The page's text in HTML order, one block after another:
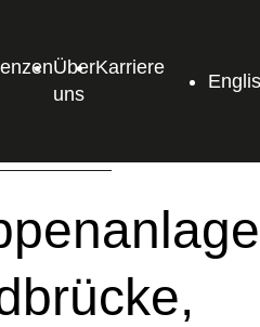
Über
uns
Karriere